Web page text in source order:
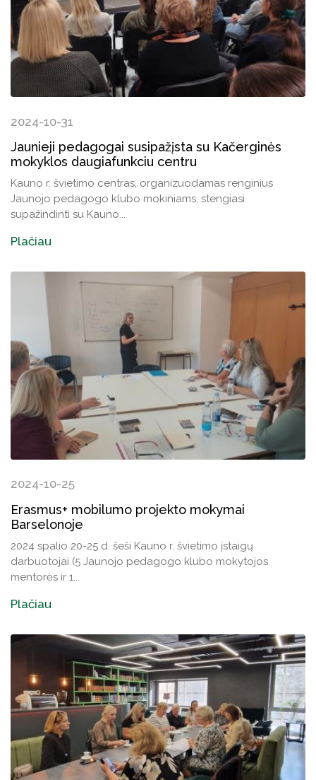
2024-10-31
Jaunieji pedagogai susipažįsta su Kačerginės
mokyklos daugiafunkciu centru
Kauno r. švietimo centras, organizuodamas renginius
Jaunojo pedagogo klubo mokiniams, stengiasi
supažindinti su Kauno...
Plačiau
2024-10-25
Erasmus+ mobilumo projekto mokymai
Barselonoje
2024 spalio 20-25 d. šeši Kauno r. švietimo įstaigų
darbuotojai (5 Jaunojo pedagogo klubo mokytojos
mentorės ir 1...
Plačiau